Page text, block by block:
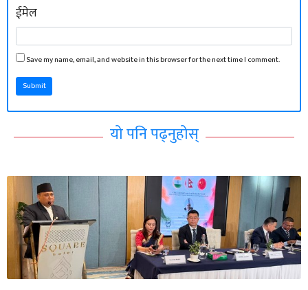
ईमेल
Save my name, email, and website in this browser for the next time I comment.
Submit
यो पनि पढ्नुहोस्